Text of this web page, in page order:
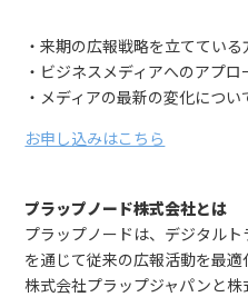
・来期の広報戦略を立てている
・ビジネスメディアへのアプ
・メディアの最新の変化につ
お申し込みはこちら
プラップノード株式会社とは
プラップノードは、デジタルト
を通じて従来の広報活動を最適
株式会社プラップジャパンと株